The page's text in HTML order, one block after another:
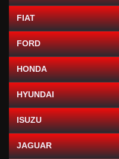
FIAT
FORD
HONDA
HYUNDAI
ISUZU
JAGUAR